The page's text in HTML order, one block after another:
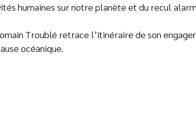
humaines sur notre planète et du recul
Troublé retrace l’itinéraire de son
océanique.